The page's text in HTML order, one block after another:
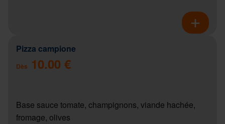
Pizza campione
Dès 10.00 €
Base sauce tomate, champignons, viande hachée,
fromage, olives